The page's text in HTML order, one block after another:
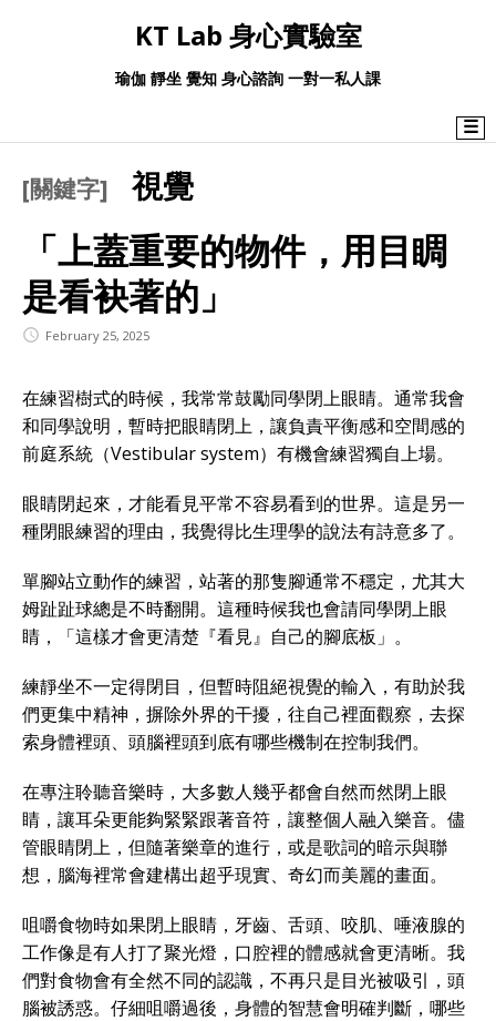
KT Lab 身心實驗室
瑜伽 靜坐 覺知 身心諮詢 一對一私人課
☰
[關鍵字] 視覺
「上蓋重要的物件，用目睭
是看袂著的」
February 25, 2025
在練習樹式的時候，我常常鼓勵同學閉上眼睛。通常我會
和同學說明，暫時把眼睛閉上，讓負責平衡感和空間感的
前庭系統（Vestibular system）有機會練習獨自上場。
眼睛閉起來，才能看見平常不容易看到的世界。這是另一
種閉眼練習的理由，我覺得比生理學的說法有詩意多了。
單腳站立動作的練習，站著的那隻腳通常不穩定，尤其大
姆趾趾球總是不時翻開。這種時候我也會請同學閉上眼
睛，「這樣才會更清楚『看見』自己的腳底板」。
練靜坐不一定得閉目，但暫時阻絕視覺的輸入，有助於我
們更集中精神，摒除外界的干擾，往自己裡面觀察，去探
索身體裡頭、頭腦裡頭到底有哪些機制在控制我們。
在專注聆聽音樂時，大多數人幾乎都會自然而然閉上眼
睛，讓耳朵更能夠緊緊跟著音符，讓整個人融入樂音。儘
管眼睛閉上，但隨著樂章的進行，或是歌詞的暗示與聯
想，腦海裡常會建構出超乎現實、奇幻而美麗的畫面。
咀嚼食物時如果閉上眼睛，牙齒、舌頭、咬肌、唾液腺的
工作像是有人打了聚光燈，口腔裡的體感就會更清晰。我
們對食物會有全然不同的認識，不再只是目光被吸引，頭
腦被誘惑。仔細咀嚼過後，身體的智慧會明確判斷，哪些